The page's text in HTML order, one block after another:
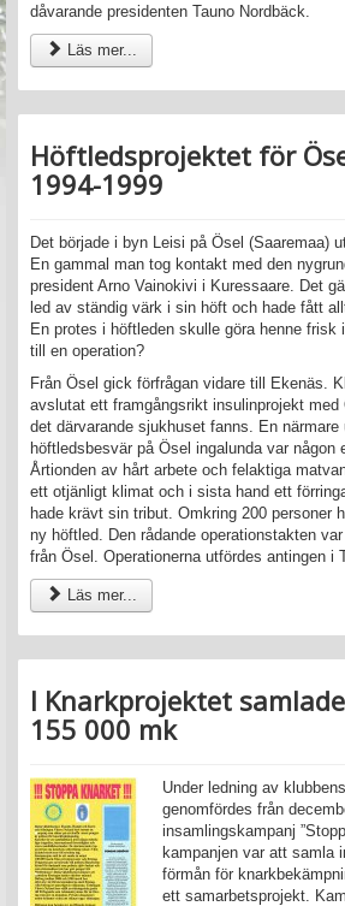
dåvarande presidenten Tauno Nordbäck.
Läs mer...
Höftledsprojektet för
1994-1999
Det började i byn Leisi på Ösel (Saaremaa)
En gammal man tog kontakt med den
president Arno Vainokivi i Kuressaare. Det
led av ständig värk i sin höft och hade fått
En protes i höftleden skulle göra henne frisk
till en operation?
Från Ösel gick förfrågan vidare till Ekenäs.
avslutat ett framgångsrikt insulinprojekt
det därvarande sjukhuset fanns. En
höftledsbesvär på Ösel ingalunda var någon
Årtionden av hårt arbete och felaktiga
ett otjänligt klimat och i sista hand ett
hade krävt sin tribut. Omkring 200 personer
ny höftled. Den rådande operationstakten
från Ösel. Operationerna utfördes antingen i
Läs mer...
I Knarkprojektet
155 000 mk
Under ledning av
genomfördes från
insamlingskampanj
kampanjen var att samla
förmån för
ett samarbetsprojekt.